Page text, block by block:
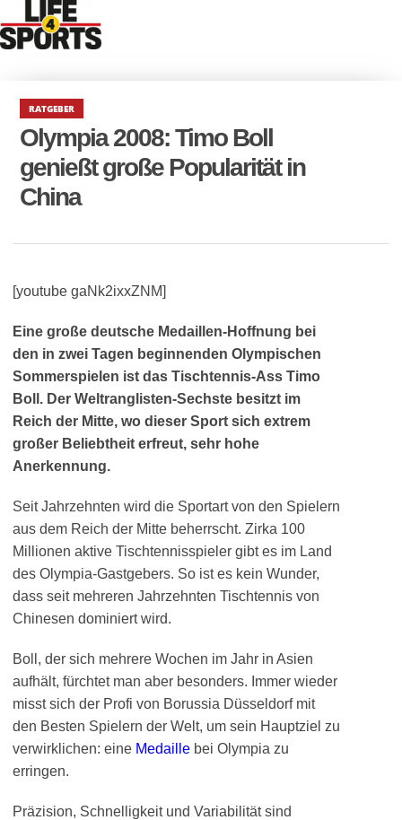
RATGEBER
Olympia 2008: Timo Boll
genießt große Popularität in
China
[youtube gaNk2ixxZNM]
Eine große deutsche Medaillen-Hoffnung bei
den in zwei Tagen beginnenden Olympischen
Sommerspielen ist das Tischtennis-Ass Timo
Boll. Der Weltranglisten-Sechste besitzt im
Reich der Mitte, wo dieser Sport sich extrem
großer Beliebtheit erfreut, sehr hohe
Anerkennung.
Seit Jahrzehnten wird die Sportart von den Spielern
aus dem Reich der Mitte beherrscht. Zirka 100
Millionen aktive Tischtennisspieler gibt es im Land
des Olympia-Gastgebers. So ist es kein Wunder,
dass seit mehreren Jahrzehnten Tischtennis von
Chinesen dominiert wird.
Boll, der sich mehrere Wochen im Jahr in Asien
aufhält, fürchtet man aber besonders. Immer wieder
misst sich der Profi von Borussia Düsseldorf mit
den Besten Spielern der Welt, um sein Hauptziel zu
verwirklichen: eine Medaille bei Olympia zu
erringen.
Präzision, Schnelligkeit und Variabilität sind